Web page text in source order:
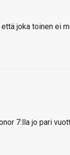
joka toinen ei
7:lla jo pari